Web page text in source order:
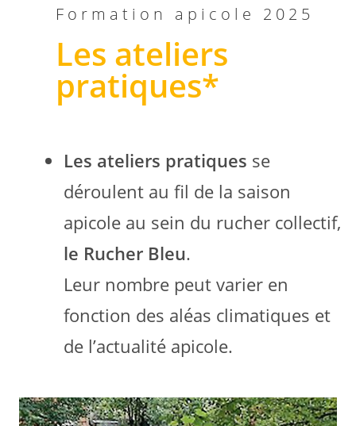
Formation apicole 2025
Les ateliers
pratiques*
Les ateliers pratiques se
déroulent au fil de la saison
apicole au sein du rucher collectif,
le Rucher Bleu.
Leur nombre peut varier en
fonction des aléas climatiques et
de l’actualité apicole.